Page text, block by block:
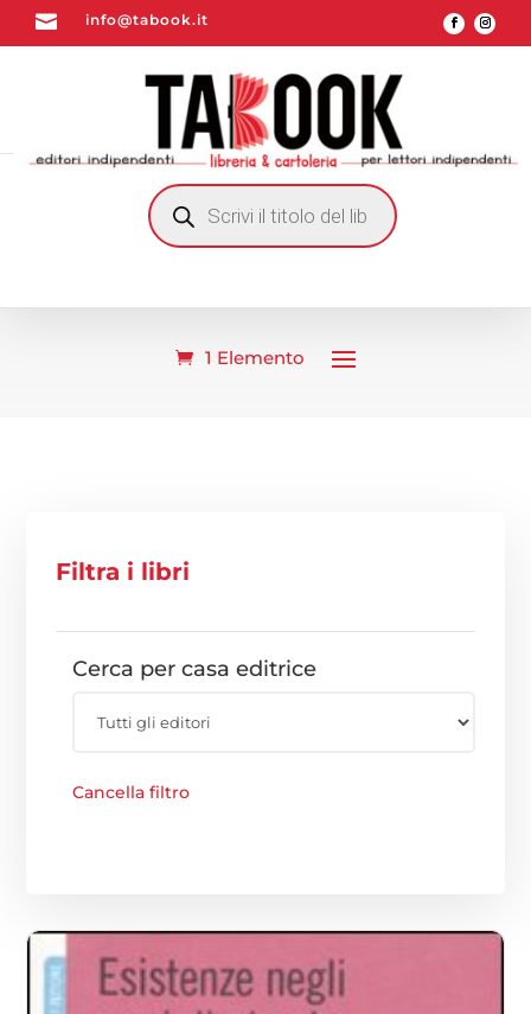
 info@tabook.it
RICERCA
PRODOTTI
1 Elemento
Filtra i libri
Cerca per casa editrice
Cancella filtro